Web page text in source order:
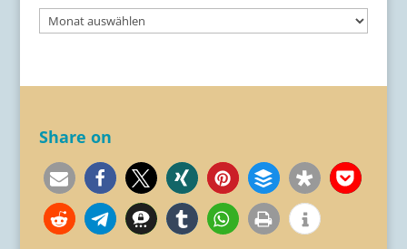
Blog
Archive
Share on